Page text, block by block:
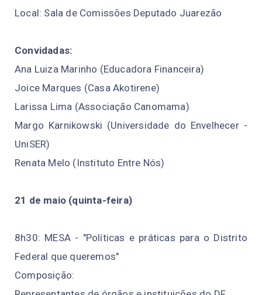
Local: Sala de Comissões Deputado Juarezão
Convidadas:
Ana Luiza Marinho (Educadora Financeira)
Joice Marques (Casa Akotirene)
Larissa Lima (Associação Canomama)
Margo Karnikowski (Universidade do Envelhecer -
UniSER)
Renata Melo (Instituto Entre Nós)
21 de maio (quinta-feira)
8h30: MESA - "Políticas e práticas para o Distrito
Federal que queremos"
Composição: